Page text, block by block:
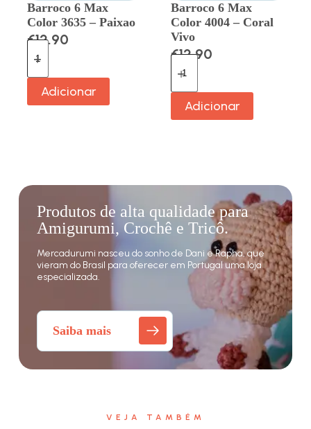
Barroco 6 Max
Color 3635 – Paixao
€12.90
Adicionar
Barroco 6 Max
Color 4004 – Coral
Vivo
€12.90
Adicionar
Produtos de alta qualidade para
Amigurumi, Crochê e Tricô.
Mercadurumi nasceu do sonho de Dani e Rapha, que
vieram do Brasil para oferecer em Portugal uma loja
especializada.
Saiba mais
VEJA TAMBÉM